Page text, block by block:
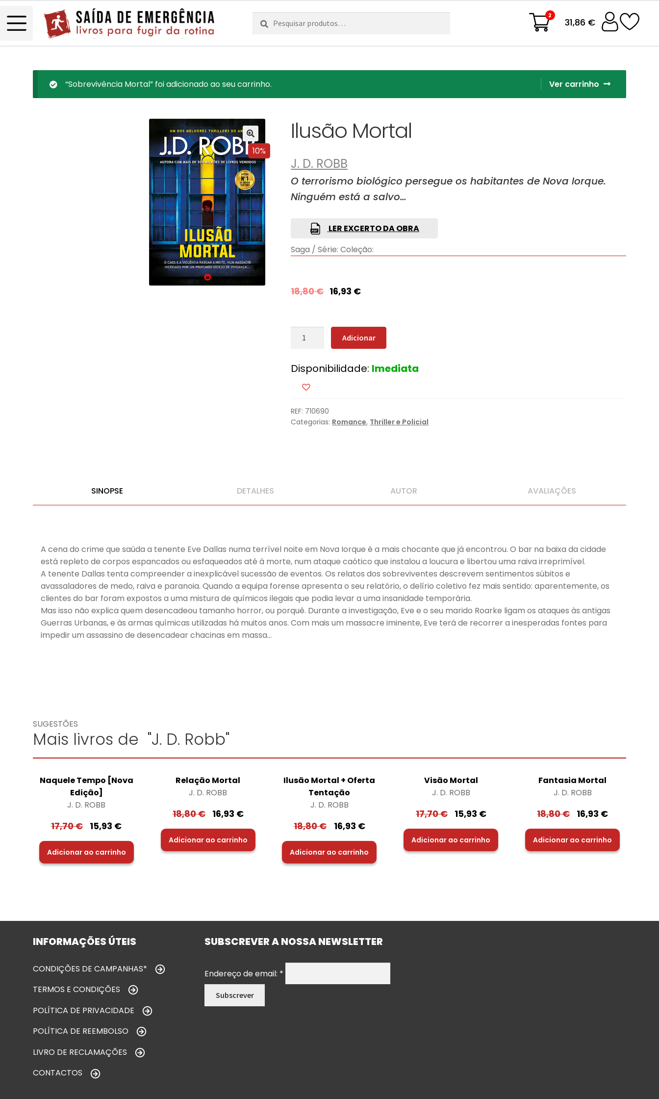
Pesquisar
por:
Pesquisa 2
31,86 €
Ver carrinho
“Sobrevivência Mortal” foi adicionado ao seu carrinho.
10%
Ilusão Mortal
J. D. ROBB
O terrorismo biológico persegue os habitantes de Nova Iorque.
Ninguém está a salvo…
LER EXCERTO DA OBRA
Saga / Série: Coleção:
18,80€ 16,93 €
Quantidade
Mortal
Adicionar
Disponibilidade: Imediata
REF: 710690
Categorias: Romance, Thriller e Policial
SINOPSE DETALHES AUTOR AVALIAÇÕES
A cena do crime que saúda a tenente Eve Dallas numa terrível noite em Nova Iorque é a mais chocante que já encontrou. O bar na baixa da cidade
está repleto de corpos espancados ou esfaqueados até à morte, num ataque caótico que instalou a loucura e libertou uma raiva irreprimível.
A tenente Dallas tenta compreender a inexplicável sucessão de eventos. Os relatos dos sobreviventes descrevem sentimentos súbitos e
avassaladores de medo, raiva e paranoia. Quando a equipa forense apresenta o seu relatório, o delírio coletivo fez mais sentido: aparentemente, os
clientes do bar foram expostos a uma mistura de químicos ilegais que podia levar a uma insanidade temporária.
Mas isso não explica quem desencadeou tamanho horror, ou porquê. Durante a investigação, Eve e o seu marido Roarke ligam os ataques às antigas
Guerras Urbanas, e às armas químicas utilizadas há muitos anos. Com mais um massacre iminente, Eve terá de recorrer a inesperadas fontes para
impedir um assassino de desencadear chacinas em massa…
SUGESTÕES
Mais livros de "J. D. Robb"
Naquele Tempo [Nova
Edição]
J. D. ROBB
17,70€ 15,93 €
Adicionar ao carrinho
Relação Mortal
J. D. ROBB
18,80€ 16,93 €
Adicionar ao carrinho
Ilusão Mortal + Oferta
Tentação
J. D. ROBB
18,80€ 16,93 €
Adicionar ao carrinho
Visão Mortal
J. D. ROBB
17,70€ 15,93 €
Adicionar ao carrinho
Fantasia Mortal
J. D. ROBB
18,80€ 16,93 €
Adicionar ao carrinho
INFORMAÇÕES ÚTEIS
CONDIÇÕES DE CAMPANHAS*
TERMOS E CONDIÇÕES
POLÍTICA DE PRIVACIDADE
POLÍTICA DE REEMBOLSO
LIVRO DE RECLAMAÇÕES
CONTACTOS
SUBSCREVER A NOSSA NEWSLETTER
Endereço de email: *